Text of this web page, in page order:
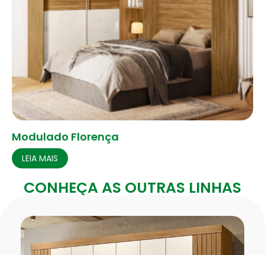
Modulado Florença
LEIA MAIS
CONHEÇA AS OUTRAS LINHAS